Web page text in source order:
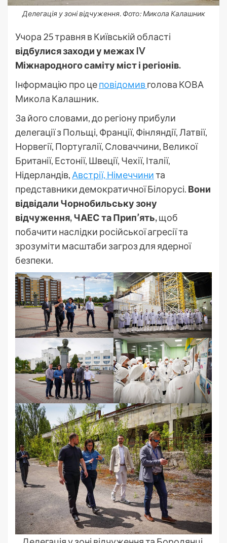
Делегація у зоні відчуження. Фото: Микола Калашник
Учора 25 травня в Київській області
відбулися заходи у межах IV
Міжнародного саміту міст і регіонів.
Інформацію про цеповідомивголова КОВА
Микола Калашник.
За його словами, до регіону прибули
делегації з Польщі, Франції, Фінляндії, Латвії,
Норвегії, Португалії, Словаччини, Великої
Британії, Естонії, Швеції, Чехії, Італії,
Нідерландів, Австрії, Німеччинита
представники демократичної Білорусі. Вони
відвідали Чорнобильську зону
відчуження, ЧАЕС та Прип’ять,щоб
побачити наслідки російської агресії та
зрозуміти масштаби загроз для ядерної
безпеки.